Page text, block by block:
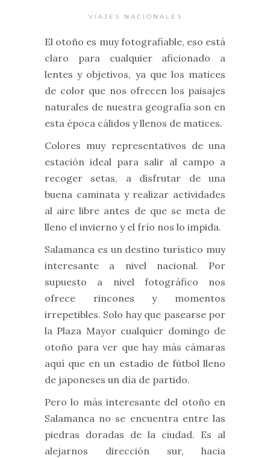
VIAJES NACIONALES
El otoño es muy fotografiable, eso está
claro para cualquier aficionado a
lentes y objetivos, ya que los matices
de color que nos ofrecen los paisajes
naturales de nuestra geografía son en
esta época cálidos y llenos de matices.
Colores muy representativos de una
estación ideal para salir al campo a
recoger setas, a disfrutar de una
buena caminata y realizar actividades
al aire libre antes de que se meta de
lleno el invierno y el frío nos lo impida.
Salamanca es un destino turístico muy
interesante a nivel nacional. Por
supuesto a nivel fotográfico nos
ofrece rincones y momentos
irrepetibles. Solo hay que pasearse por
la Plaza Mayor cualquier domingo de
otoño para ver que hay más cámaras
aquí que en un estadio de fútbol lleno
de japoneses un día de partido.
Pero lo más interesante del otoño en
Salamanca no se encuentra entre las
piedras doradas de la ciudad. Es al
alejarnos dirección sur, hacia